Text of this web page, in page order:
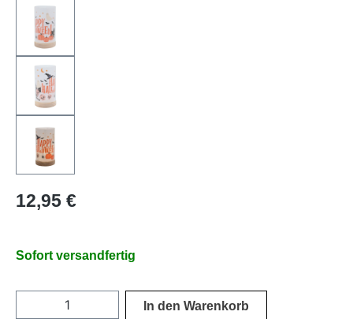
Regulärer Preis:
12,95 €
Sofort versandfertig
Produkt Anzahl: Gib den gewünschten
In den Warenkorb